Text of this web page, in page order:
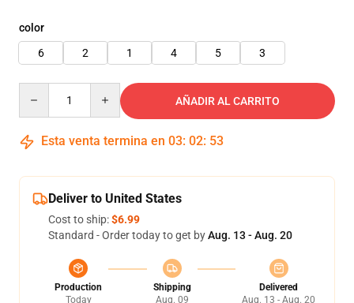
color
6
2 1 4 5 3
AÑADIR AL CARRITO
Esta venta termina en 03: 02: 52
Deliver to United States
Cost to ship:$6.99
Standard - Order today to get byAug. 13 - Aug. 20
Production
Today
Shipping
Aug. 09
Delivered
Aug. 13 - Aug. 20